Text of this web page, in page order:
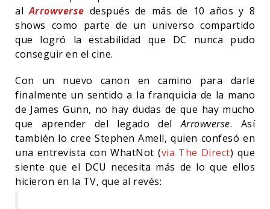
alArrowverse después de más de 10 años y 8
shows como parte de un universo compartido
que logró la estabilidad que DC nunca pudo
conseguir en el cine.
Con un nuevo canon en camino para darle
finalmente un sentido a la franquicia de la mano
de James Gunn, no hay dudas de que hay mucho
que aprender del legado delArrowverse. Así
también lo cree Stephen Amell, quien confesó en
una entrevista con WhatNot (via The Direct) que
siente que el DCU necesita más de lo que ellos
hicieron en la TV, que al revés: